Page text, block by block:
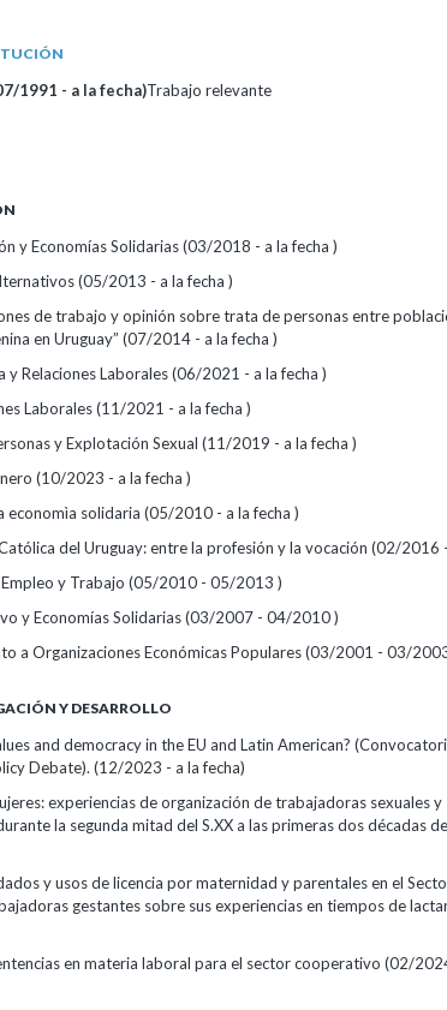
1991 - a la fecha)Trabajo relevante
y Economías Solidarias (03/2018 - a la fecha )
(05/2013 - a la fecha )
de trabajo y opinión sobre trata de personas entre
en Uruguay” (07/2014 - a la fecha )
y Relaciones Laborales (06/2021 - a la fecha )
Laborales (11/2021 - a la fecha )
y Explotación Sexual (11/2019 - a la fecha )
(10/2023 - a la fecha )
economìa solidaria (05/2010 - a la fecha )
del Uruguay: entre la profesión y la vocación (02/
Empleo y Trabajo (05/2010 - 05/2013 )
y Economías Solidarias (03/2007 - 04/2010 )
a Organizaciones Económicas Populares (03/2001 - 03/
Y DESARROLLO
and democracy in the EU and Latin American?
Debate). (12/2023 - a la fecha)
experiencias de organización de trabajadoras sexuales y
la segunda mitad del S.XX a las primeras dos décadas
y usos de licencia por maternidad y parentales en el
gestantes sobre sus experiencias en tiempos de
en materia laboral para el sector cooperativo (02/